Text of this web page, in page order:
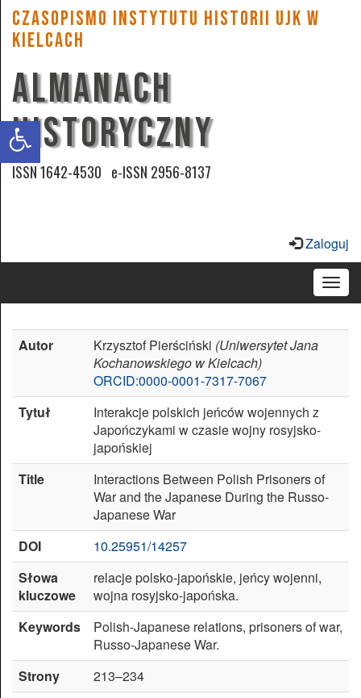
Zwiększ
czcionkę
Zmniejsz
czcionkę
Przyjazna
czcionka
Zresetuj
ustawienia
CZASOPISMO INSTYTUTU HISTORII UJK w
Kielcach
ALMANACH
HISTORYCZNY
ISSN 1642-4530 e-ISSN 2956-8137
Zaloguj
Autor Krzysztof Pierściński (Uniwersytet Jana
Kochanowskiego w Kielcach)
ORCID:0000-0001-7317-7067
Tytuł
Interakcje polskich jeńców wojennych z
Japończykami w czasie wojny rosyjsko-
japońskiej
Title
Interactions Between Polish Prisoners of
War and the Japanese During the Russo-
Japanese War
DOI
10.25951/14257
Słowa
kluczowe
relacje polsko-japońskie, jeńcy wojenni,
wojna rosyjsko-japońska.
Keywords
Polish-Japanese relations, prisoners of war,
Russo-Japanese War.
Strony
213–234